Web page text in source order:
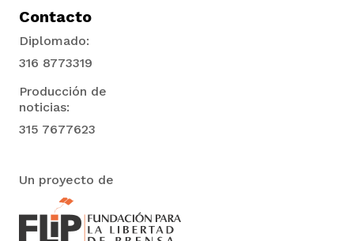
Contacto
Diplomado:
316 8773319
Producción de
noticias:
315 7677623
Un proyecto de